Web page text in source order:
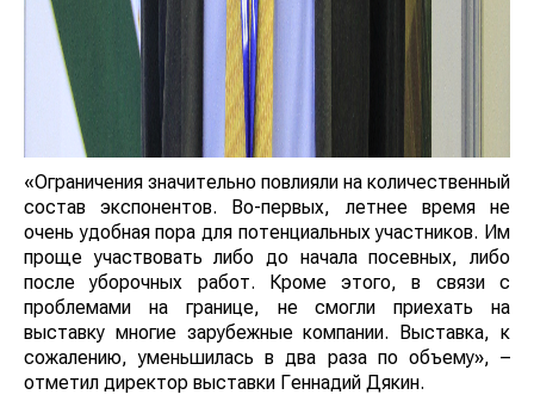
«Ограничения значительно повлияли на количественный
состав экспонентов. Во-первых, летнее время не
очень удобная пора для потенциальных участников. Им
проще участвовать либо до начала посевных, либо
после уборочных работ. Кроме этого, в связи с
проблемами на границе, не смогли приехать на
выставку многие зарубежные компании. Выставка, к
сожалению, уменьшилась в два раза по объему», –
отметил директор выставки Геннадий Дякин.